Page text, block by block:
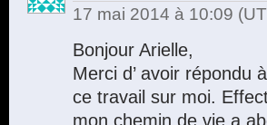
17 mai 2014 à 10:09
Bonjour Arielle,
Merci d’ avoir répondu
ce travail sur moi.
mon chemin de vie a